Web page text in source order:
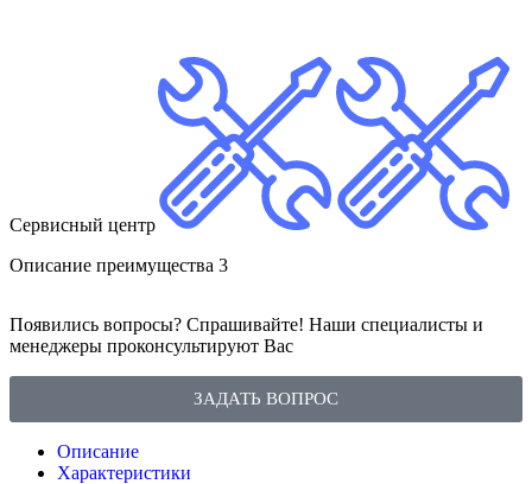
Сервисный центр
Описание преимущества 3
Появились вопросы? Спрашивайте! Наши специалисты и
менеджеры проконсультируют Вас
ЗАДАТЬ ВОПРОС
Описание
Характеристики